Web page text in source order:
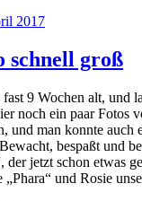
2017
schnell groß
9 Wochen alt, und
noch ein paar Fotos
und man konnte auch
bespaßt und
jetzt schon etwas
und Rosie